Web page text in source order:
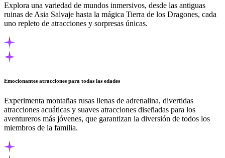
Explora una variedad de mundos inmersivos, desde las antiguas
ruinas de Asia Salvaje hasta la mágica Tierra de los Dragones, cada
uno repleto de atracciones y sorpresas únicas.
Emocionantes atracciones para todas las edades
Experimenta montañas rusas llenas de adrenalina, divertidas
atracciones acuáticas y suaves atracciones diseñadas para los
aventureros más jóvenes, que garantizan la diversión de todos los
miembros de la familia.